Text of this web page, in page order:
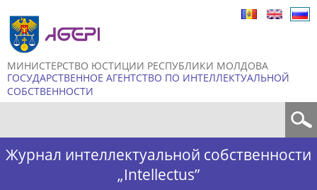
МИНИСТЕРСТВО ЮСТИЦИИ РЕСПУБЛИКИ МОЛДОВА
ГОСУДАРСТВЕННОЕ АГЕНТСТВО ПО ИНТЕЛЛЕКТУАЛЬНОЙ
СОБСТВЕННОСТИ
Журнал интеллектуальной собственности
„Intellectus”